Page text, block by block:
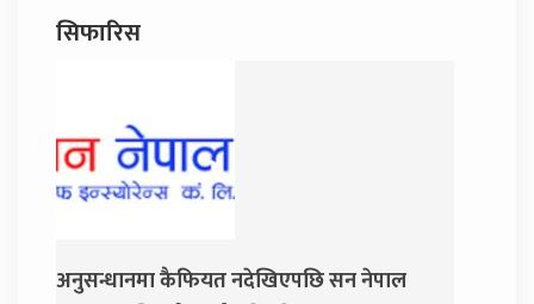
सिफारिस
सन नेपाल
जय नेपाल पार्टी खोल्दै धवल शम्शेर र